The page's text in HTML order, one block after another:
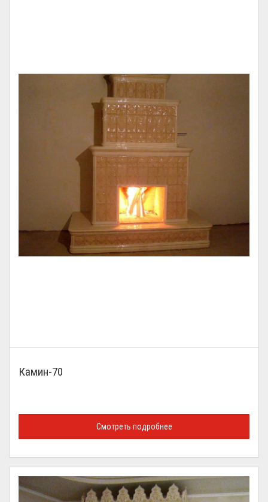
Камин-70
Смотреть подробнее